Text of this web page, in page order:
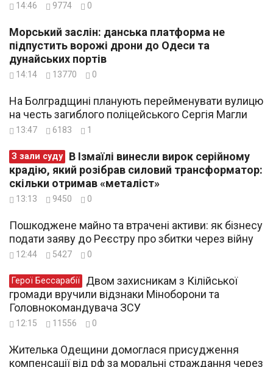
14:46 9774 0
Морський заслін: данська платформа не
підпустить ворожі дрони до Одеси та
дунайських портів
14:14 13770 0
На Болградщині планують перейменувати вулицю
на честь загиблого поліцейського Сергія Магли
13:47 6183 1
З зали суду
крадію, який розібрав силовий трансформатор:
скільки отримав «металіст»
13:13 9450 0
Пошкоджене майно та втрачені активи: як бізнесу
подати заяву до Реєстру про збитки через війну
12:44 5427 0
Герої Бессарабії
громади вручили відзнаки Міноборони та
Головнокомандувача ЗСУ
12:15 11556 0
Жителька Одещини домоглася присудження
компенсації від рф за моральні страждання через